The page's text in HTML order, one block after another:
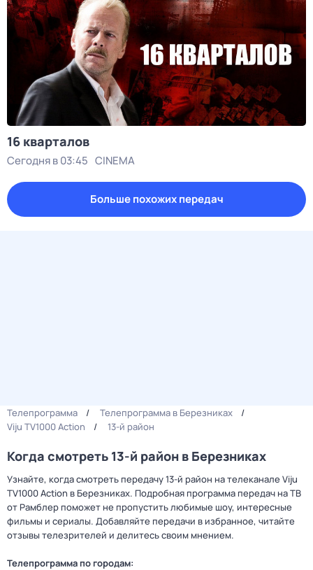
16 кварталов
Сегодня в 03:45 CINEMA
Больше похожих передач
Телепрограмма
Телепрограмма в Березниках
Viju TV1000 Action
13-й район
Когда смотреть 13-й район в Березниках
Узнайте, когда смотреть передачу 13-й район на телеканале Viju
TV1000 Action в Березниках. Подробная программа передач на ТВ
от Рамблер поможет не пропустить любимые шоу, интересные
фильмы и сериалы. Добавляйте передачи в избранное, читайте
отзывы телезрителей и делитесь своим мнением.
Телепрограмма по городам: